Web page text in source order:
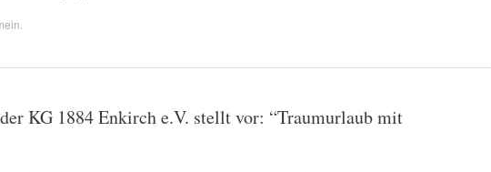
KG 1884 Enkirch e.V. stellt vor: “Traumurlaub mit